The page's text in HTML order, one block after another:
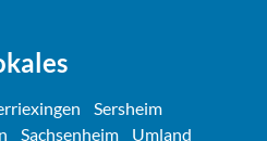
Sersheim
Sachsenheim
Umland